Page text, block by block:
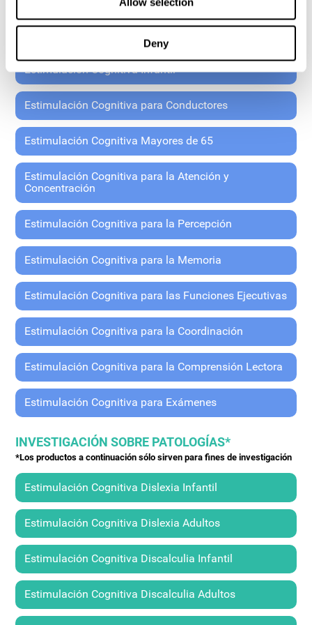
Deny
Estimulación Cognitiva Infantil
Estimulación Cognitiva para Conductores
Estimulación Cognitiva Mayores de 65
Estimulación Cognitiva para la Atención y
Concentración
Estimulación Cognitiva para la Percepción
Estimulación Cognitiva para la Memoria
Estimulación Cognitiva para las Funciones Ejecutivas
Estimulación Cognitiva para la Coordinación
Estimulación Cognitiva para la Comprensión Lectora
Estimulación Cognitiva para Exámenes
INVESTIGACIÓN SOBRE PATOLOGÍAS*
*Los productos a continuación sólo sirven para fines de investigación
Estimulación Cognitiva Dislexia Infantil
Estimulación Cognitiva Dislexia Adultos
Estimulación Cognitiva Discalculia Infantil
Estimulación Cognitiva Discalculia Adultos